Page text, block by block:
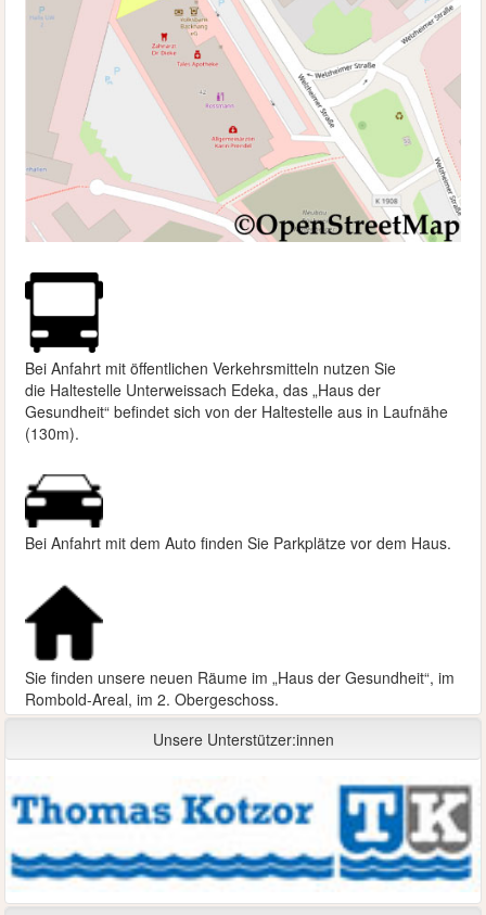
Bei Anfahrt mit öffentlichen Verkehrsmitteln nutzen Sie
die Haltestelle Unterweissach Edeka, das „Haus der
Gesundheit“ befindet sich von der Haltestelle aus in Laufnähe
(130m).
Bei Anfahrt mit dem Auto finden Sie Parkplätze vor dem Haus.
Sie finden unsere neuen Räume im „Haus der Gesundheit“, im
Rombold-Areal, im 2. Obergeschoss.
Unsere Unterstützer:innen